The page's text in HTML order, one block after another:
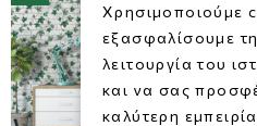
Χρησιμοποιούμε
εξασφαλίσουμε
λειτουργία του
και να σας
καλύτερη